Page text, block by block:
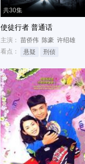
共30集
使徒行者 普通话
主演： 苗侨伟 陈豪 许绍雄
看点：
悬疑 刑侦